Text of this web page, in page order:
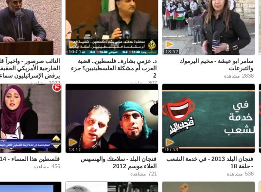
13:52
سامر ابو عيشة - مخيم اليرموك
والتبرعات
2838 مشاهدة
10:01
د. عزمي بشارة.. فلسطين.. قضية
العرب أم مشكلة الفلسطينيين؟ جزء
2
807مشاهدة
النائب صرصور - واخيراً
الخارجية الأمريكي
يرفض الإسرائيليون
1022مشاهدة
06:53
فنجان البلد 2013 - في خدمة الشعب
- حلقة 18
538 مشاهدة
13:50
فنجان البلد - سلامتك والهسهس
الغلاء موسم 2012
721 مشاهدة
فلسطين هذا المساء - 4/3/2014
456 مشاهدة